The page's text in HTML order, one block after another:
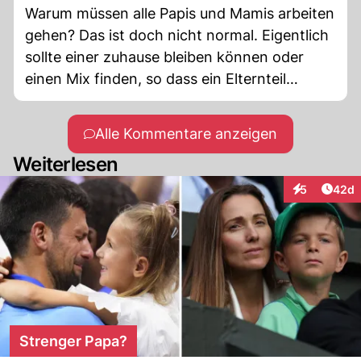
Warum müssen alle Papis und Mamis arbeiten
gehen? Das ist doch nicht normal. Eigentlich
sollte einer zuhause bleiben können oder
einen Mix finden, so dass ein Elternteil
(abwechselnd) bei den Kindern sein könnte.
Das gäbe viel weniger Stress und eine
bessere Balance. Der Anspruch, dass jeder
Elternteil auf Arbeit setzt für doch letztlich zu
diesem Stress im Hamsterrad. Ein einfacherer
Lebensstil, dafür weniger Stress - das ist die
Devise!
Alle Kommentare anzeigen
Weiterlesen
5
Interaktionen
42d
Strenger Papa?